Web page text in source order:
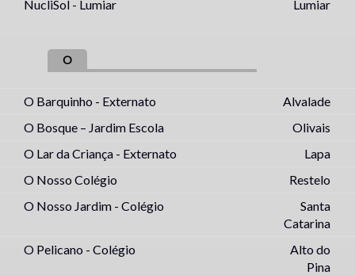
NucliSol - Lumiar Lumiar
O
O Barquinho - Externato
Alvalade
O Bosque – Jardim Escola
Olivais
O Lar da Criança - Externato
Lapa
O Nosso Colégio
Restelo
O Nosso Jardim - Colégio
Santa
Catarina
O Pelicano - Colégio
Alto do
Pina